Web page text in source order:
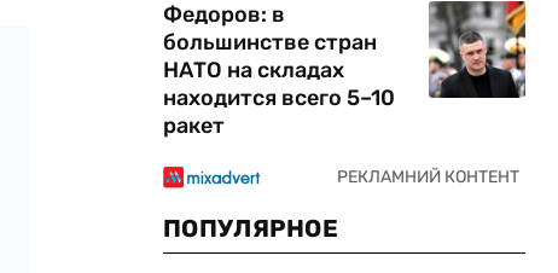
Федоров: в
большинстве стран
НАТО на складах
находится всего 5–10
ракет
ПОПУЛЯРНОЕ